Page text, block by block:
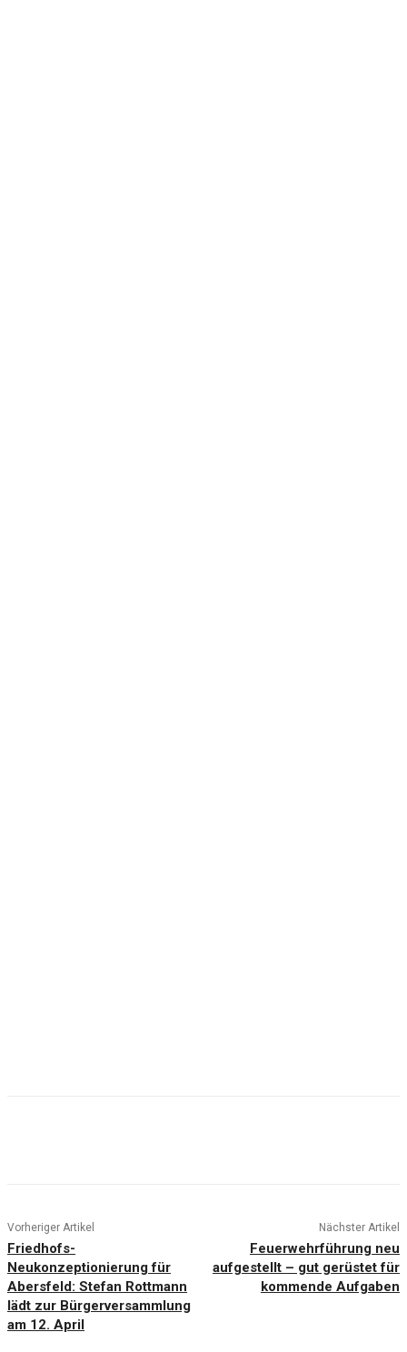
Vorheriger Artikel
Friedhofs-
Neukonzeptionierung für
Abersfeld: Stefan Rottmann
lädt zur Bürgerversammlung
am 12. April
Nächster Artikel
Feuerwehrführung neu
aufgestellt – gut gerüstet für
kommende Aufgaben